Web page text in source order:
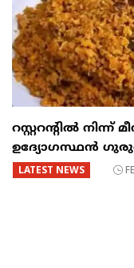
റസ്റ്ററന്റില്‍ നിന്ന്
ഉദ്യോഗസ്ഥന്‍
LATEST NEWS